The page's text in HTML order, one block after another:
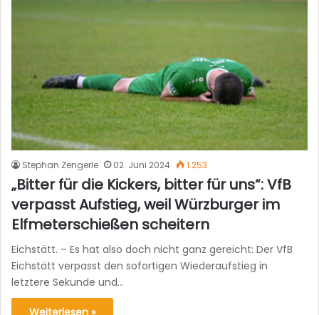
Stephan Zengerle 02. Juni 2024 1.253
„Bitter für die Kickers, bitter für uns“: VfB
verpasst Aufstieg, weil Würzburger im
Elfmeterschießen scheitern
Eichstätt. – Es hat also doch nicht ganz gereicht: Der VfB
Eichstätt verpasst den sofortigen Wiederaufstieg in
letztere Sekunde und…